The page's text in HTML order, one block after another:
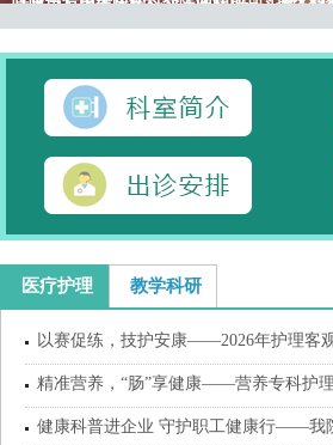
【喜讯】消化内科研究成果亮相2026年
【喜讯】我院神经内科跻身全国神经系统
痛风石清除手术：风湿免疫科的“拆弹”行动
【喜讯】国考放榜，我院站稳B++，排名稳
医疗护理 教学科研
以赛促练，技护安康——2026年护理客
精准营养，“肠”享健康——营养专科护
健康科普进企业 守护职工健康行——我